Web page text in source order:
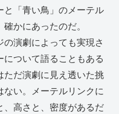
と「青い鳥」のメーテル
かにあったのだ。
演劇によっても実現さ
ついて語ることもある
ただ演劇に見え透いた挑
い。メーテルリンクに
、高さと、密度があるだ